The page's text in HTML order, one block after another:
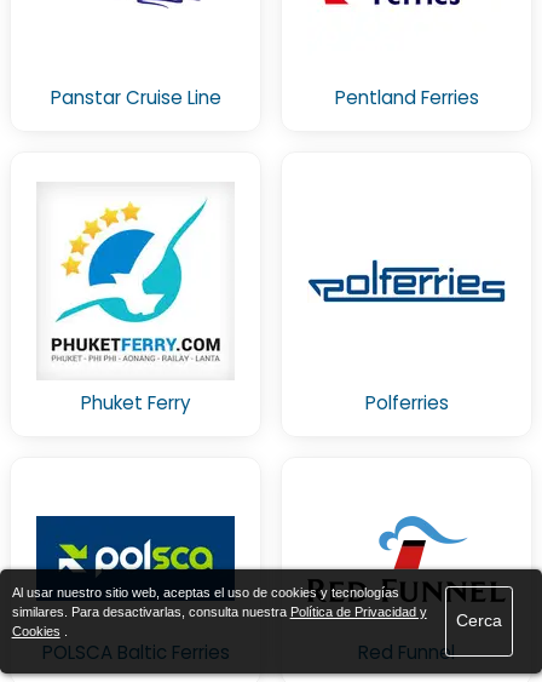
Panstar Cruise Line Pentland Ferries
Phuket Ferry Polferries
POLSCA Baltic Ferries Red Funnel
Al usar nuestro sitio web, aceptas el uso de cookies y tecnologías
similares. Para desactivarlas, consulta nuestra Política de Privacidad y
Cookies
Cerca